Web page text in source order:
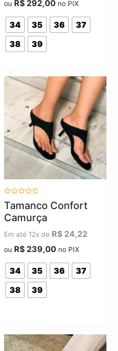
ou R$ 292,00 no PIX
34 35 36
37
38
39
5
Tamanco Confort
Camurça
Em até 12x de R$ 24,22
ou R$ 239,00 no PIX
34 35 36
37
38
39